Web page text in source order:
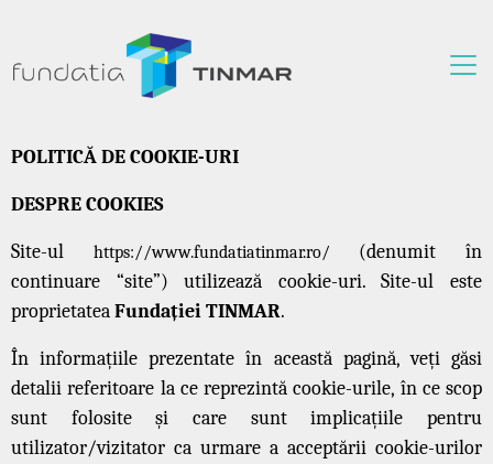
POLITICĂ DE COOKIE-URI
DESPRE COOKIES
Site-ul https://www.fundatiatinmar.ro/
(denumit în
continuare “site”) utilizează cookie-uri. Site-ul este
proprietateaFundației TINMAR.
În informațiile prezentate în această pagină, veți găsi
detalii referitoare la ce reprezintă cookie-urile, în ce scop
sunt folosite și care sunt implicațiile pentru
utilizator/vizitator ca urmare a acceptării cookie-urilor